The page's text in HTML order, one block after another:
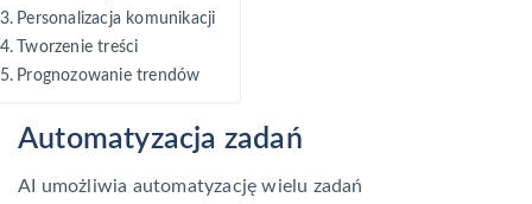
Personalizacja komunikacji
Tworzenie treści
Prognozowanie trendów
Automatyzacja zadań
AI umożliwia automatyzację wielu zadań